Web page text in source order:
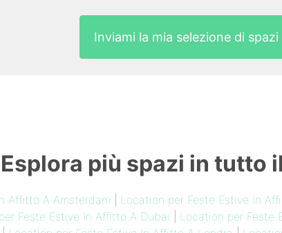
Inviami la mia selezione di spazi
Esplora più spazi in tutto
Affitto A Amsterdam Location per Feste Estive In
Feste Estive In Affitto A Dubai Location per Feste